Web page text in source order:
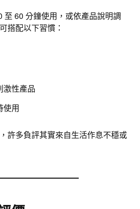
至 60 分鐘使用，或依產品說明調
搭配以下習慣：
激性產品
使用
許多負評其實來自生活作息不穩或